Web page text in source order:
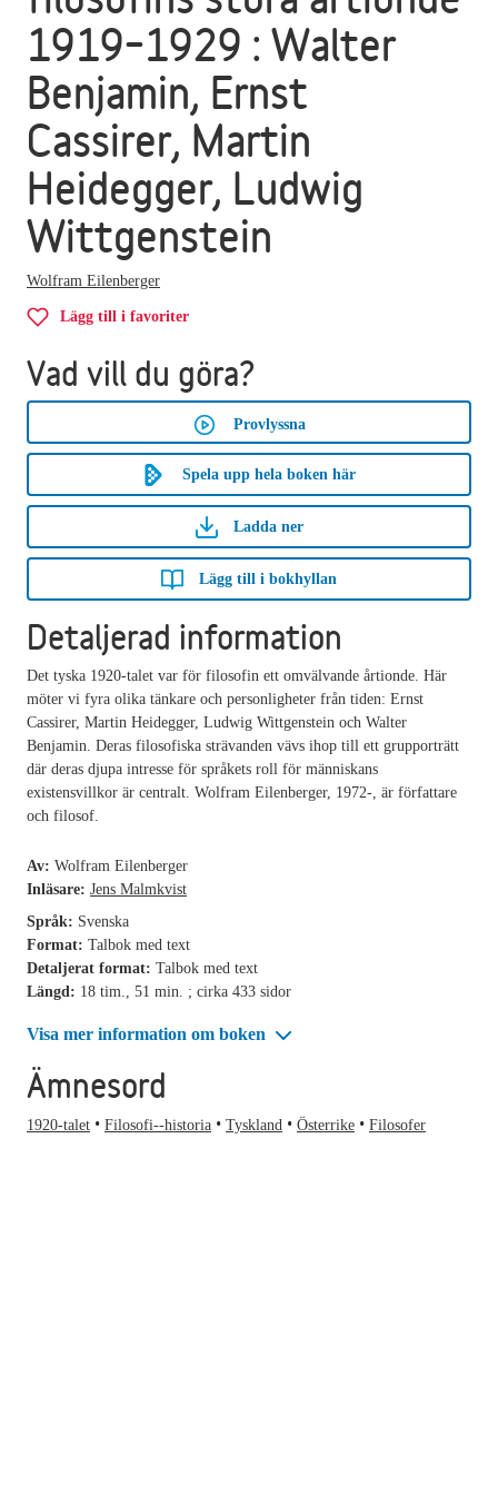
1919–1929 : Walter
Benjamin, Ernst
Cassirer, Martin
Heidegger, Ludwig
Wittgenstein
Wolfram Eilenberger
Lägg till i favoriter
Vad vill du göra?
Provlyssna
Spela upp hela boken här
Ladda ner
Lägg till i bokhyllan
Detaljerad information
Det tyska 1920-talet var för filosofin ett omvälvande årtionde. Här
möter vi fyra olika tänkare och personligheter från tiden: Ernst
Cassirer, Martin Heidegger, Ludwig Wittgenstein och Walter
Benjamin. Deras filosofiska strävanden vävs ihop till ett grupporträtt
där deras djupa intresse för språkets roll för människans
existensvillkor är centralt. Wolfram Eilenberger, 1972-, är författare
och filosof.
Av: Wolfram Eilenberger
Inläsare: Jens Malmkvist
Språk: Svenska
Format: Talbok med text
Detaljerat format: Talbok med text
Längd: 18 tim., 51 min. ; cirka 433 sidor
Visa mer information om boken
Ämnesord
1920-talet Filosofi--historia Tyskland Österrike Filosofer